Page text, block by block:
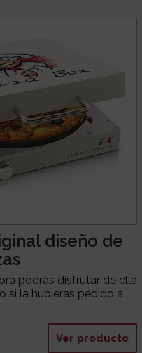
diseño de
podrás disfrutar de ella
si la hubieras pedido a
Ver producto